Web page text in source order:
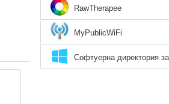
RawTherapee
MyPublicWiFi
Софтуерна директория
8